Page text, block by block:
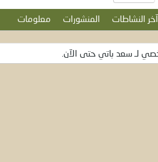
آخر النشاطات المنشورات معلومات
لـ سعد باتي حتى الآن.